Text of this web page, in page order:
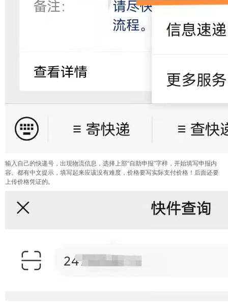
输入自己的快递号，出现物流信息，选择上部“自助申报”字样，开始填写申报内
容。都有中文提示，填写起来应该没有难度，价格要写实际支付价格！后面还要
上传价格凭证的。